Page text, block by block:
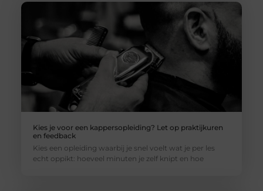
Kies je voor een kappersopleiding? Let op praktijkuren
en feedback
Kies een opleiding waarbij je snel voelt wat je per les
echt oppikt: hoeveel minuten je zelf knipt en hoe